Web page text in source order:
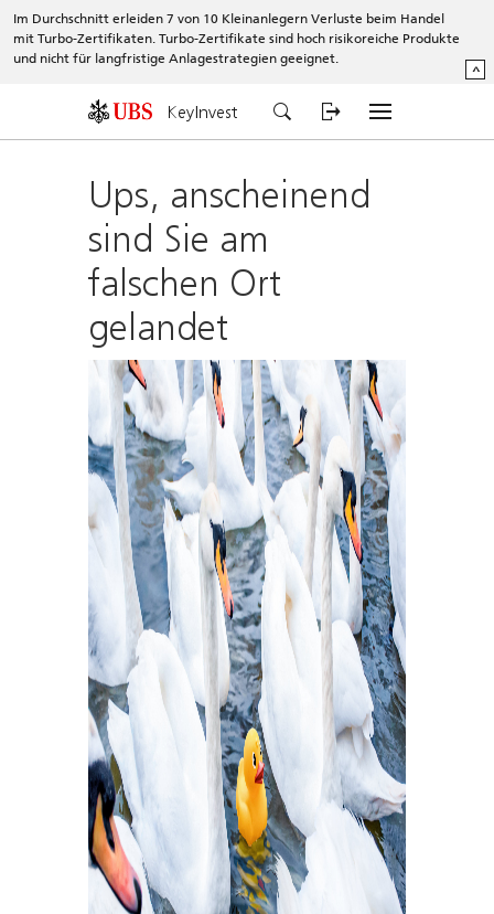
Im Durchschnitt erleiden 7 von 10 Kleinanlegern Verluste beim Handel
mit Turbo-Zertifikaten. Turbo-Zertifikate sind hoch risikoreiche Produkte
und nicht für langfristige Anlagestrategien geeignet.
^
KeyInvest
Ups, anscheinend
sind Sie am
falschen Ort
gelandet